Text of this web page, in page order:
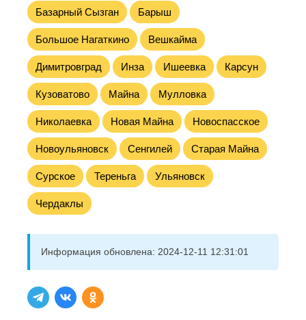
Базарный Сызган Барыш
Большое Нагаткино Вешкайма
Димитровград Инза Ишеевка Карсун
Кузоватово Майна Мулловка
Николаевка Новая Майна Новоспасское
Новоульяновск Сенгилей Старая Майна
Сурское Тереньга Ульяновск
Чердаклы
Информация обновлена: 2024-12-11 12:31:01